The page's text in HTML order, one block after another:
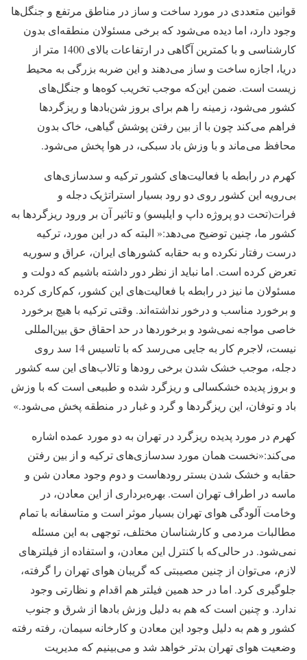
قوانین متعددی در مورد ساخت و ساز در مناطق مرتفع و جنگل‌ها
وجود دارد، اما دیده می‌شود که برخی مسئولان منطقه‌ای بدون
کارشناسی و با کمترین آگاهی در ارتفاعات بالای 1400 متر از
دریا، اجازه ساخت و ساز می‌دهند و این ضربه بزرگی به محیط
زیست است. ضمن این‌که موجب تخریب کوه‌ها و جنگل‌های
کشور می‌شود، زمینه را هم برای بروز شن‌بادها و ریزگردها
فراهم می‌کند چون با از بین رفتن پوشش گیاهی، خاک بدون
محافظ می‌ماند و با وزش باد سبکی، در هوا پخش می‌شود.
کهرم در رابطه با فعالیت‌های کشور ترکیه و سدسازی‌های
بی‌رویه این کشور روی دو رود بسیار استراتژیک دجله و
فرات(تحت دو پروژه داپ و ایلیسو) و تاثیر آن بر ورود ریزگردها به
کشور ما، چنین توضیح می‌دهد:« البته که در این مورد، ترکیه
درست رفتار نکرده و به حقابه کشورهای ایران، عراق و سوریه
تعرض کرده است. اما نباید از نظر دور داشته باشیم که دولت و
مسئولان ما نیز در رابطه با فعالیت‌های این کشور، کم‌کاری کرده
و برخورد مناسب و درخور نداشته‌اند. وقتی ترکیه با هیچ برخورد
خاصی مواجه نمی‌شود و برخوردها در حد احقاق حق بین‌المللی
نیست، لاجرم کار به جایی می‌رسد که با تاسیس 14 سد روی
دجله، موجب خشک شدن برخی رودها و تالاب‌های این سه کشور
و بروز پدیده خشکسالی و ریزگرد شده و طبیعی است که با وزش
باد و توفان، این ریزگردها و گرد و غبار در منطقه پخش می‌شود.»
کهرم در مورد پدیده ریزگرد در تهران به دو مورد عمده اشاره
می‌کند:«نخست همان مورد سدسازی‌های ترکیه و از بین رفتن
حقابه و خشک شدن بستر رودهاست و دوم وجود معادن شن و
ماسه در اطراف تهران است. بهره‌برداری از این معادن، در
وخامت آلودگی هوای تهران بسیار موثر است و متاسفانه با تمام
مطالبات مردمی و کارشناسان مختلف، توجهی به این مسئله
نمی‌شود. در حالی‌که با کنترل این معادن، و استفاده از فیلترهای
لازم، می‌توان از چنین مصیبتی که گریبان هوای تهران را گرفته،
جلوگیری کرد. اما در حد همین فیلتر هم اقدام و نظارتی وجود
ندارد. و چنین است که هم به دلیل وزش بادها از شرق و جنوب
کشور و هم به دلیل وجود این معادن و کارخانه سیمان، رفته رفته
وضعیت هوای تهران بدتر خواهد شد و می‌بینیم که مدیریت